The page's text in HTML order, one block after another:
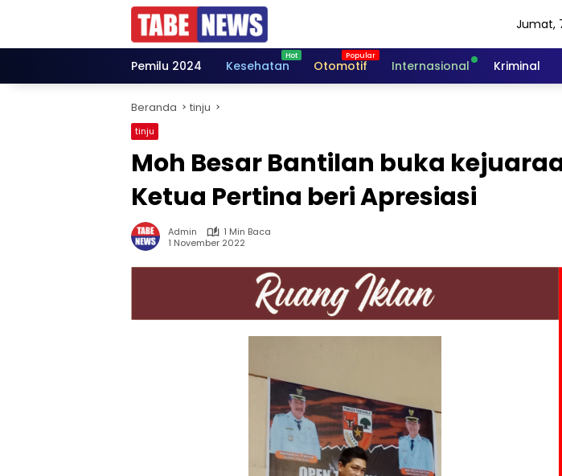
Jumat,
Pemilu 2024 Kesehatan Otomotif Internasional Kriminal
Beranda tinju
tinju
Moh Besar Bantilan buka
Ketua Pertina beri Apresiasi
Admin
1 Min Baca
1 November 2022